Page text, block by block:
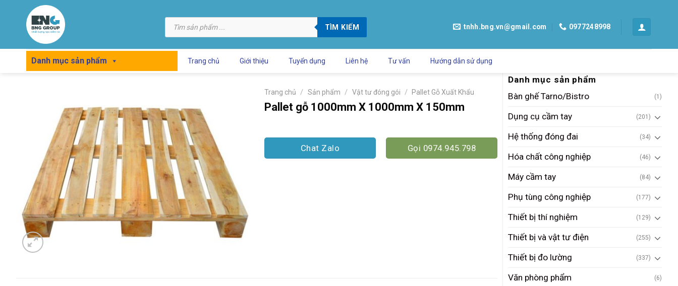
content
Tìm
kiếm
TÌM KIẾM tnhh.bng.vn@gmail.com 0977248998
Danh mục sản phẩm Trang chủ Giới thiệu Tuyển dụng Liên hệ Tư vấn Hướng dẫn sử dụng
Danh mục sản phẩm
Bàn ghế Tarno/Bistro
(1)
Dụng cụ cầm tay (201)
Hệ thống đóng đai (34)
Hóa chất công nghiệp (46)
Máy cầm tay (84)
Phụ tùng công nghiệp (177)
Thiết bị thí nghiệm (129)
Thiết bị và vật tư điện (255)
Thiết bị đo lường (337)
Văn phòng phẩm (6)
Trang chủ / Sản phẩm / Vật tư đóng gói / Pallet Gỗ Xuất Khẩu
Pallet gỗ 1000mm X 1000mm X 150mm
Chat Zalo Gọi 0974.945.798